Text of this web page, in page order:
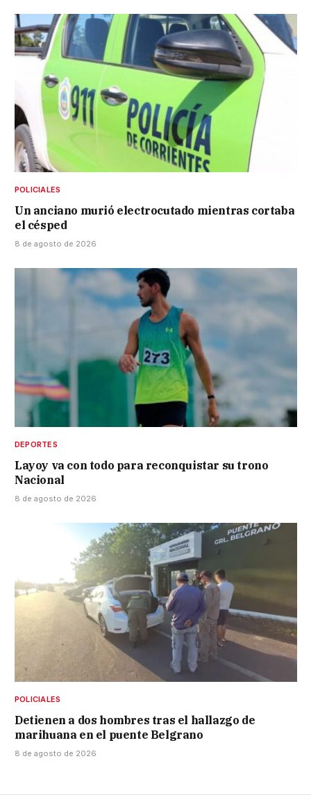
POLICIALES
Un anciano murió electrocutado mientras cortaba
el césped
8 de agosto de 2026
DEPORTES
Layoy va con todo para reconquistar su trono
Nacional
8 de agosto de 2026
POLICIALES
Detienen a dos hombres tras el hallazgo de
marihuana en el puente Belgrano
8 de agosto de 2026